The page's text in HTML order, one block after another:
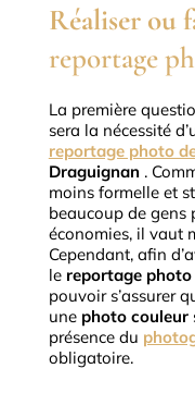
Réaliser ou
reportage
La première
sera la nécessité
reportage photo
Draguignan.
moins formelle et
beaucoup de gens
économies, il vaut
Cependant, afin
le reportage
pouvoir s’assurer
une photo couleur
présence du
obligatoire.